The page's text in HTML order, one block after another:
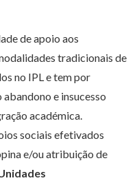
de apoio aos
tradicionais de
no IPL e tem por
e insucesso
académica.
sociais efetivados
e/ou atribuição de